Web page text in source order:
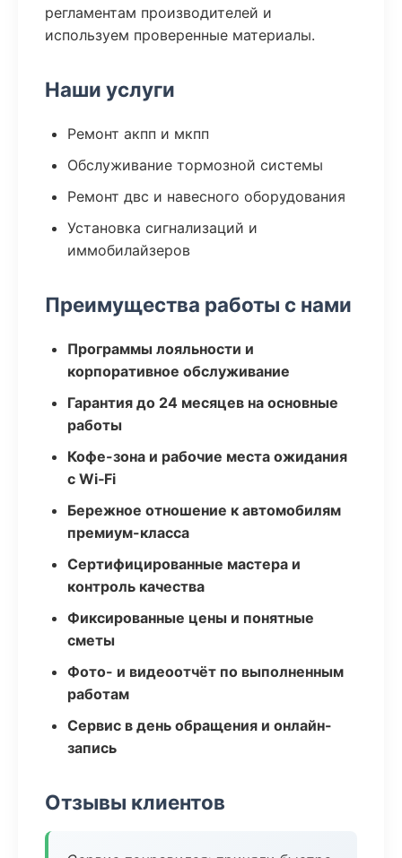
регламентам производителей и
используем проверенные материалы.
Наши услуги
Ремонт акпп и мкпп
Обслуживание тормозной системы
Ремонт двс и навесного оборудования
Установка сигнализаций и
иммобилайзеров
Преимущества работы с нами
Программы лояльности и
корпоративное обслуживание
Гарантия до 24 месяцев на основные
работы
Кофе-зона и рабочие места ожидания
с Wi‑Fi
Бережное отношение к автомобилям
премиум-класса
Сертифицированные мастера и
контроль качества
Фиксированные цены и понятные
сметы
Фото- и видеоотчёт по выполненным
работам
Сервис в день обращения и онлайн-
запись
Отзывы клиентов